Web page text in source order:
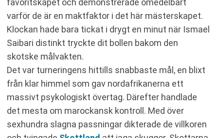
favoritskapet och demonstrerade omedelbart
varför de är en maktfaktor i det här mästerskapet.
Klockan hade bara tickat i drygt en minut när Ismael
Saibari distinkt tryckte dit bollen bakom den
skotske målvakten.
Det var turneringens hittills snabbaste mål, en blixt
från klar himmel som gav nordafrikanerna ett
massivt psykologiskt övertag. Därefter handlade
det mesta om marockansk kontroll. Med över
sexhundra slagna passningar dikterade de villkoren